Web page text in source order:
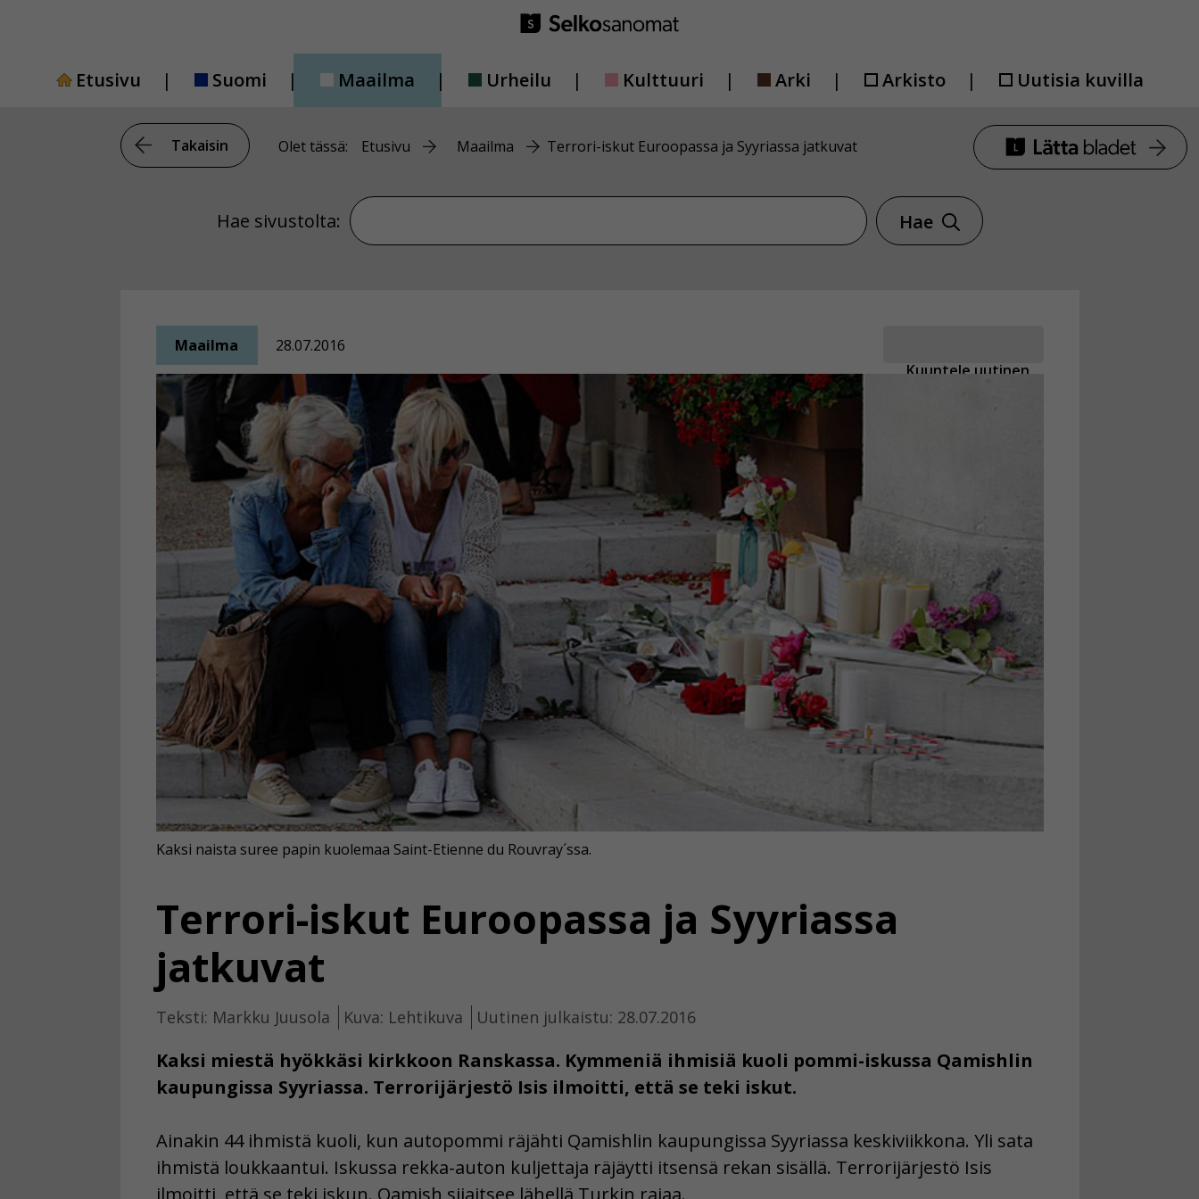
Etusivu
Suomi Maailma Urheilu Kulttuuri Arki Arkisto Uutisia kuvilla
Takaisin Olet tässä: Etusivu Maailma Terrori-iskut Euroopassa ja Syyriassa jatkuvat
Hae sivustolta: Hae sivustolta
Hae
Kuuntele uutinen
Maailma 28.07.2016
Terrori-iskut Euroopassa ja Syyriassa
jatkuvat
Teksti: Markku Juusola Kuva: Lehtikuva Uutinen julkaistu: 28.07.2016
Kaksi miestä hyökkäsi kirkkoon Ranskassa. Kymmeniä ihmisiä kuoli pommi-iskussa Qamishlin
kaupungissa Syyriassa. Terrorijärjestö Isis ilmoitti, että se teki iskut.
Kaksi naista suree papin kuolemaa Saint-Etienne du Rouvray´ssa.
Ainakin 44 ihmistä kuoli, kun autopommi räjähti Qamishlin kaupungissa Syyriassa keskiviikkona. Yli sata
ihmistä loukkaantui. Iskussa rekka-auton kuljettaja räjäytti itsensä rekan sisällä. Terrorijärjestö Isis
ilmoitti, että se teki iskun. Qamish sijaitsee lähellä Turkin rajaa.